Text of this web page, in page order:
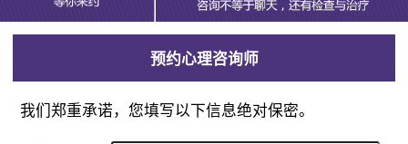
预约心理咨询师
我们郑重承诺，您填写以下信息绝对保密。